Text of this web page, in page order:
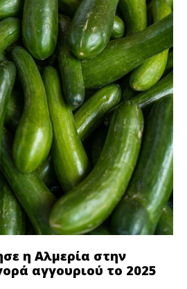
η Αλμερία στην
αγγουριού το 2025